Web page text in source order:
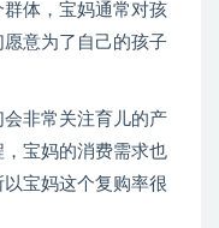
体，宝妈通常对孩
意为了自己的孩子
非常关注育儿的产
宝妈的消费需求也
宝妈这个复购率很